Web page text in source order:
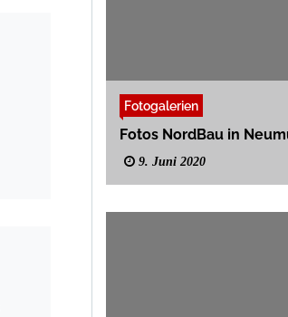
Fotogalerien
Fotos NordBau in
9. Juni 2020